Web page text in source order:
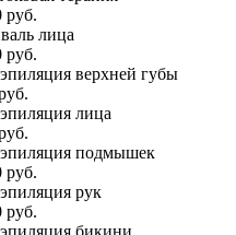
руб.
лица
руб.
верхней губы
лица
подмышек
руб.
рук
руб.
бикини